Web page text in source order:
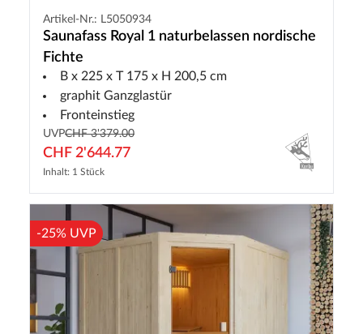
Artikel-Nr.: L5050934
Saunafass Royal 1 naturbelassen nordische
Fichte
B x 225 x T 175 x H 200,5 cm
graphit Ganzglastür
Fronteinstieg
UVPCHF 3'379.00
CHF 2'644.77
Inhalt: 1 Stück
-25% UVP